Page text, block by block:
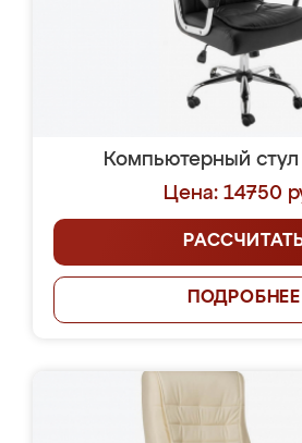
Компьютерный стул
Цена: 14750
ПОДРОБНЕЕ